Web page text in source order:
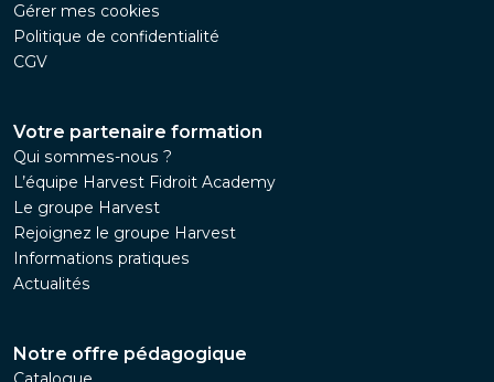
Gérer mes cookies
Politique de confidentialité
CGV
Votre partenaire formation
Qui sommes-nous ?
L’équipe Harvest Fidroit Academy
Le groupe Harvest
Rejoignez le groupe Harvest
Informations pratiques
Actualités
Notre offre pédagogique